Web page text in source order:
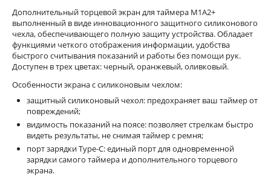
Дополнительный торцевой экран для таймера M1A2+
выполненный в виде инновационного защитного силиконового
чехла, обеспечивающего полную защиту устройства. Обладает
функциями четкого отображения информации, удобства
быстрого считывания показаний и работы без помощи рук.
Доступен в трех цветах: черный, оранжевый, оливковый.
Особенности экрана с силиконовым чехлом:
защитный силиконовый чехол: предохраняет ваш таймер от
повреждений;
видимость показаний на поясе: позволяет стрелкам быстро
видеть результаты, не снимая таймер с ремня;
порт зарядки Type-C: единый порт для одновременной
зарядки самого таймера и дополнительного торцевого
экрана.